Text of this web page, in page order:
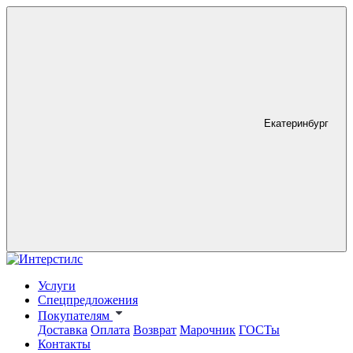
Екатеринбург
Услуги
Спецпредложения
Покупателям
Доставка Оплата Возврат Марочник ГОСТы
Контакты